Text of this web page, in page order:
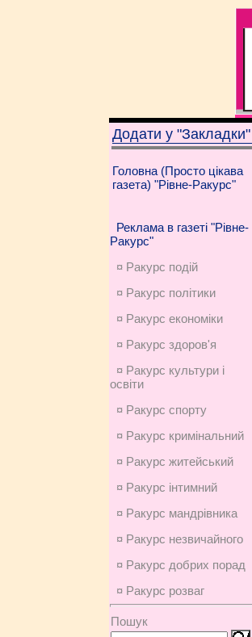
Додати у "Закладки"
Головна (Просто цікава
газета) "Рівне-Ракурс"
Реклама в газеті "Рівне-
Ракурс"
¤ Ракурс подій
¤ Ракурс політики
¤ Ракурс економiки
¤ Ракурс здоров'я
¤ Ракурс культури і
освіти
¤ Ракурс спорту
¤ Ракурс кримінальний
¤ Ракурс житейський
¤ Ракурс інтимний
¤ Ракурс мандрівника
¤ Ракурс незвичайного
¤ Ракурс добрих порад
¤ Ракурс розваг
Пошук